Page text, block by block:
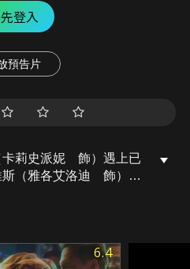
登入
預告片
卡莉史派妮 飾）遇上已
斯（雅各艾洛迪 飾），
。
6.4